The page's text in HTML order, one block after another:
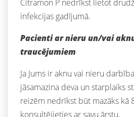
Citramon P nedrīkst lietot
infekcijas gadījumā.
Pacienti ar nieru un/vai
traucējumiem
Ja Jums ir aknu vai nieru
jāsamazina deva un starplaiks
reizēm nedrīkst būt mazāks kā
konsultējieties ar savu ārstu.